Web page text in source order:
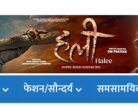
फेशन/सौन्दर्य